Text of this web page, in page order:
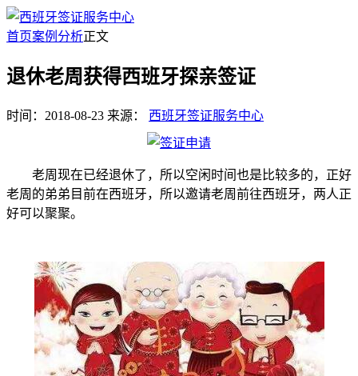
首页案例分析正文
退休老周获得西班牙探亲签证
时间：2018-08-23 来源： 西班牙签证服务中心
老周现在已经退休了，所以空闲时间也是比较多的，正好
老周的弟弟目前在西班牙，所以邀请老周前往西班牙，两人正
好可以聚聚。